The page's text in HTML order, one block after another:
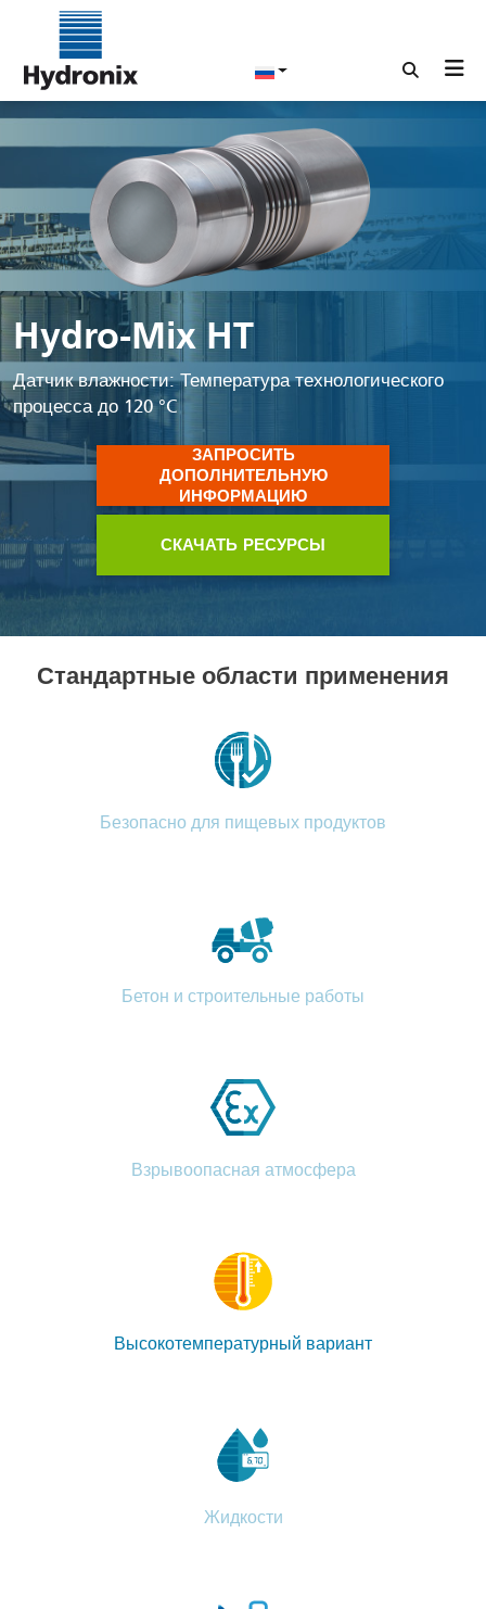
Hydro-Mix HT
Датчик влажности: Температура технологического
процесса до 120 °C
ЗАПРОСИТЬ
ДОПОЛНИТЕЛЬНУЮ
ИНФОРМАЦИЮ
СКАЧАТЬ РЕСУРСЫ
Стандартные области применения
Безопасно для пищевых продуктов
Бетон и строительные работы
Взрывоопасная атмосфера
Высокотемпературный вариант
Жидкости